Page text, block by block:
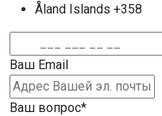
Åland Islands +358
Ваш Email
Ваш вопрос*